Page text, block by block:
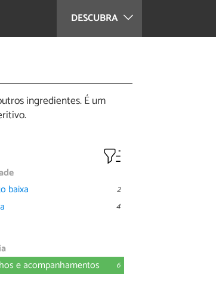
DESCUBRA
ingredientes. É um
baixa
2
4
e acompanhamentos
6